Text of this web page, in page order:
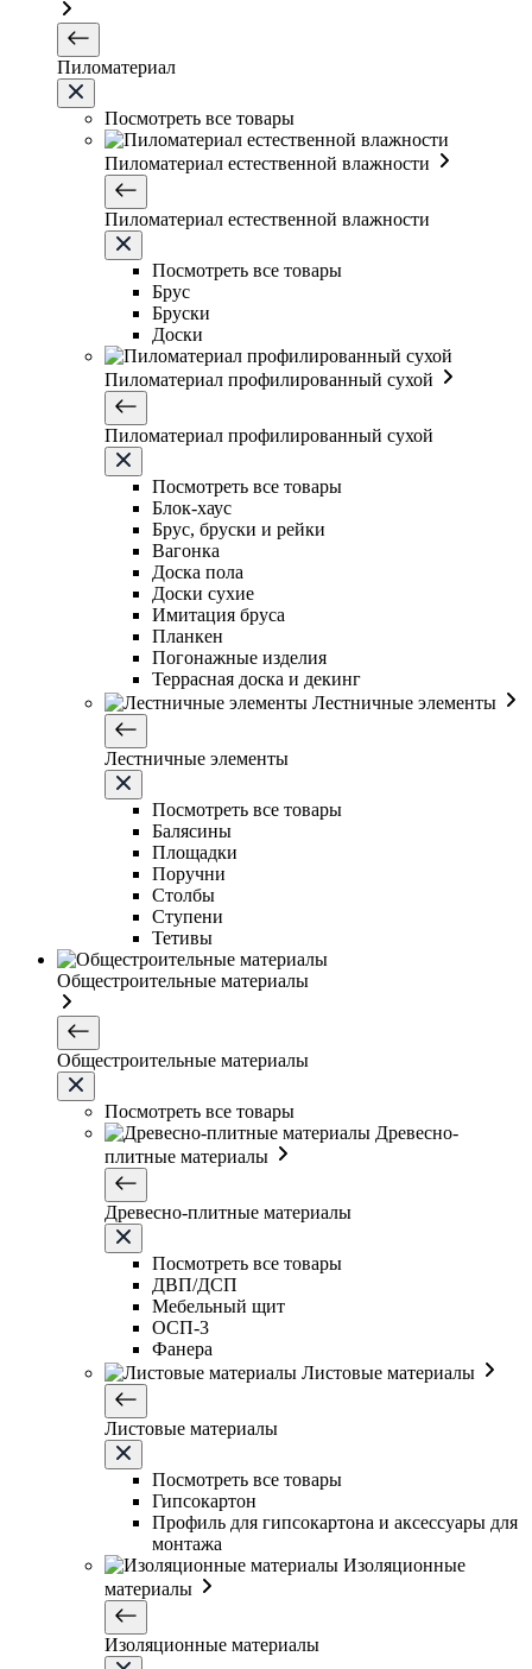
Пиломатериал
Посмотреть все товары
Пиломатериал естественной влажности
Пиломатериал естественной влажности
Посмотреть все товары
Брус
Бруски
Доски
Пиломатериал профилированный сухой
Пиломатериал профилированный сухой
Посмотреть все товары
Блок-хаус
Брус, бруски и рейки
Вагонка
Доска пола
Доски сухие
Имитация бруса
Планкен
Погонажные изделия
Террасная доска и декинг
Лестничные элементы
Лестничные элементы
Посмотреть все товары
Балясины
Площадки
Поручни
Столбы
Ступени
Тетивы
Общестроительные материалы
Общестроительные материалы
Посмотреть все товары
Древесно-
плитные материалы
Древесно-плитные материалы
Посмотреть все товары
ДВП/ДСП
Мебельный щит
ОСП-3
Фанера
Листовые материалы
Листовые материалы
Посмотреть все товары
Гипсокартон
Профиль для гипсокартона и аксессуары для
монтажа
Изоляционные
материалы
Изоляционные материалы